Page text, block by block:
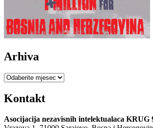
Bošnjaci
(Lavić,
Duraković,
Muhić)
Arhiva
Arhiva
Kontakt
Asocijacija nezavisnih intelektualaca KRUG